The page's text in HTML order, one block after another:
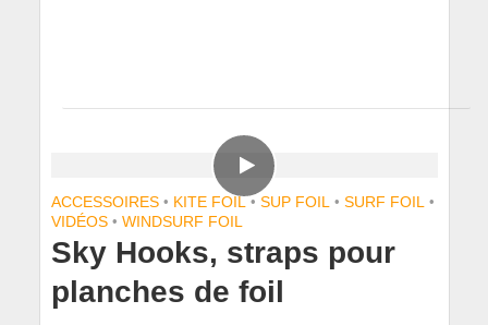
ACCESSOIRES • KITE FOIL • SUP FOIL • SURF FOIL •
VIDÉOS • WINDSURF FOIL
Sky Hooks, straps pour
planches de foil